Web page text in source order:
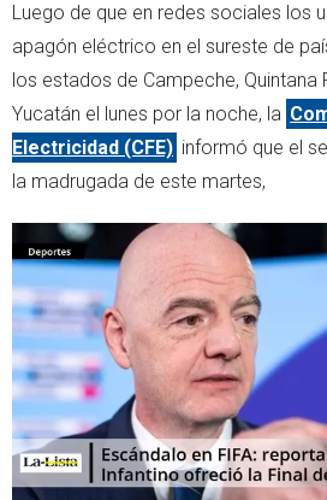
t
t
r
t
s
p
p
Luego de que en redes sociales los
apagón eléctrico en el sureste de
los estados de Campeche, Quintana
Yucatán el lunes por la noche, la
Electricidad (CFE) informó que el
la madrugada de este martes,